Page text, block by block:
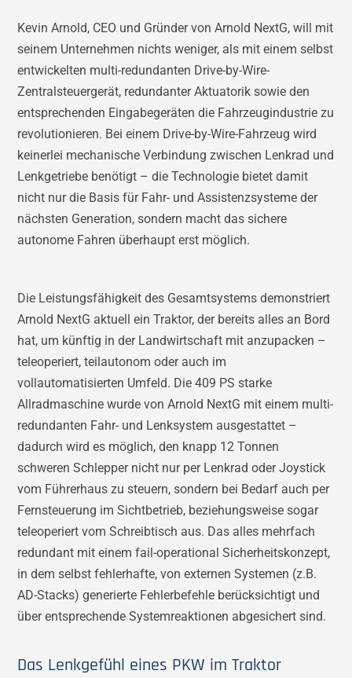
Kevin Arnold, CEO und Gründer von Arnold NextG, will mit
seinem Unternehmen nichts weniger, als mit einem selbst
entwickelten multi-redundanten Drive-by-Wire-
Zentralsteuergerät, redundanter Aktuatorik sowie den
entsprechenden Eingabegeräten die Fahrzeugindustrie zu
revolutionieren. Bei einem Drive-by-Wire-Fahrzeug wird
keinerlei mechanische Verbindung zwischen Lenkrad und
Lenkgetriebe benötigt – die Technologie bietet damit
nicht nur die Basis für Fahr- und Assistenzsysteme der
nächsten Generation, sondern macht das sichere
autonome Fahren überhaupt erst möglich.
Die Leistungsfähigkeit des Gesamtsystems demonstriert
Arnold NextG aktuell ein Traktor, der bereits alles an Bord
hat, um künftig in der Landwirtschaft mit anzupacken –
teleoperiert, teilautonom oder auch im
vollautomatisierten Umfeld. Die 409 PS starke
Allradmaschine wurde von Arnold NextG mit einem multi-
redundanten Fahr- und Lenksystem ausgestattet –
dadurch wird es möglich, den knapp 12 Tonnen
schweren Schlepper nicht nur per Lenkrad oder Joystick
vom Führerhaus zu steuern, sondern bei Bedarf auch per
Fernsteuerung im Sichtbetrieb, beziehungsweise sogar
teleoperiert vom Schreibtisch aus. Das alles mehrfach
redundant mit einem fail-operational Sicherheitskonzept,
in dem selbst fehlerhafte, von externen Systemen (z.B.
AD-Stacks) generierte Fehlerbefehle berücksichtigt und
über entsprechende Systemreaktionen abgesichert sind.
Das Lenkgefühl eines PKW im Traktor